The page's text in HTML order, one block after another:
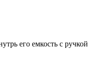
его емкость с